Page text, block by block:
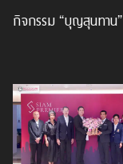
กิจกรรม “บุญสุนทาน”